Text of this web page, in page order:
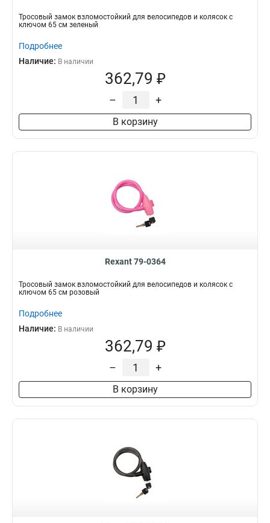
Тросовый замок взломостойкий для велосипедов и колясок с
ключом 65 см зеленый
Подробнее
Наличие: В наличии
362,79 ₽
– +
В корзину
Rexant 79-0364
Тросовый замок взломостойкий для велосипедов и колясок с
ключом 65 см розовый
Подробнее
Наличие: В наличии
362,79 ₽
– +
В корзину